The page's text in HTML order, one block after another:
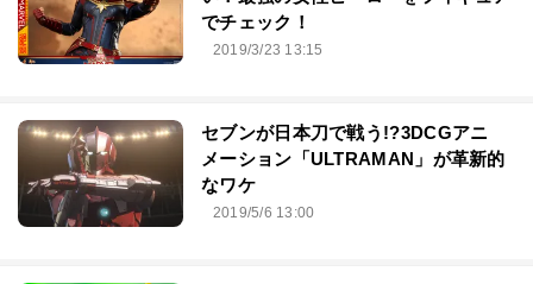
でチェック！
2019/3/23 13:15
セブンが日本刀で戦う!?3DCGアニ
メーション「ULTRAMAN」が革新的
なワケ
2019/5/6 13:00